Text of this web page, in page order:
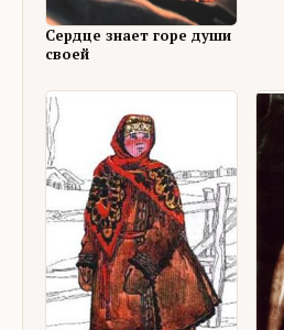
Сердце знает горе души
своей